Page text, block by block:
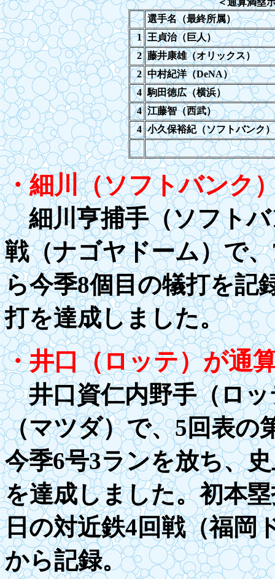
＜通算満塁
選手名（最終所属）
1 王貞治（巨人）
2 藤井康雄（オリックス）
2 中村紀洋（DeNA）
4 駒田徳広（横浜）
4 江藤智（西武）
4 小久保裕紀（ソフトバンク）
・細川（ソフトバンク
細川亨捕手（ソフトバ
戦（ナゴヤドーム）で
ら今季8個目の犠打を記
打を達成しました。
・井口（ロッテ）が通
井口資仁内野手（ロッ
（マツダ）で、5回表の
今季6号3ランを放ち、
を達成しました。初本
日の対近鉄4回戦（福岡
から記録。